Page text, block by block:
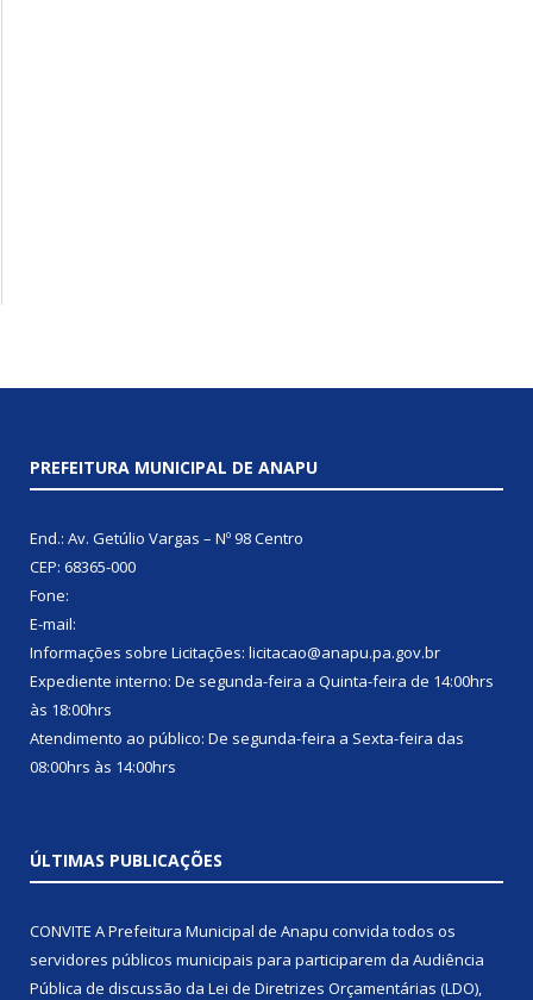
PREFEITURA MUNICIPAL DE ANAPU
End.: Av. Getúlio Vargas – Nº 98 Centro
CEP: 68365-000
Fone:
E-mail:
Informações sobre Licitações: licitacao@anapu.pa.gov.br
Expediente interno: De segunda-feira a Quinta-feira de 14:00hrs
às 18:00hrs
Atendimento ao público: De segunda-feira a Sexta-feira das
08:00hrs às 14:00hrs
ÚLTIMAS PUBLICAÇÕES
CONVITE A Prefeitura Municipal de Anapu convida todos os
servidores públicos municipais para participarem da Audiência
Pública de discussão da Lei de Diretrizes Orçamentárias (LDO),